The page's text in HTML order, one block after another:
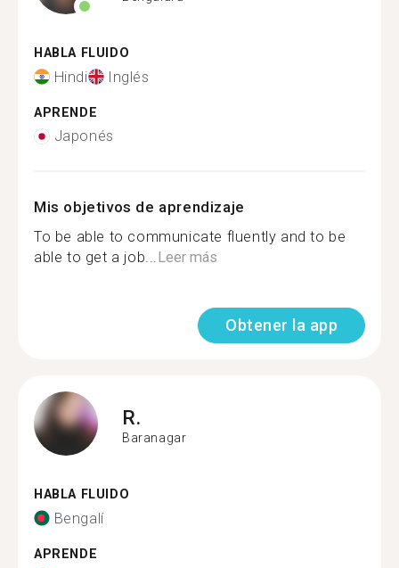
HABLA FLUIDO
Hindi Inglés
APRENDE
Japonés
Mis objetivos de aprendizaje
To be able to communicate fluently and to be
able to get a job...Leer más
Obtener la app
R.
Baranagar
HABLA FLUIDO
Bengalí
APRENDE